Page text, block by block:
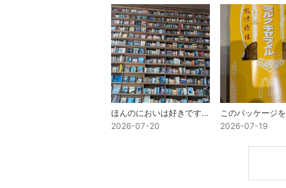
ほんのにおいは好きですか
2026-07-20
2026-07-19